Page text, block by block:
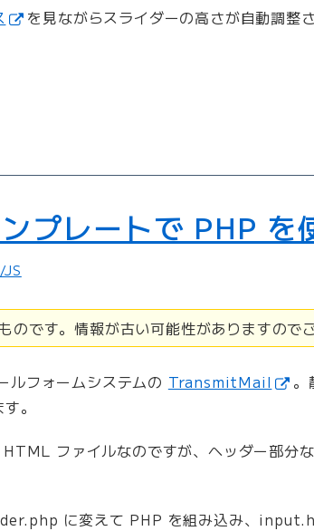
を見ながらスライダーの高さが自動調整
プレートで PHP を
です。情報が古い可能性がありますので
フォームシステムの TransmitMail
。
。
ファイルなのですが、ヘッダー部分
に変えて PHP を組み込み、